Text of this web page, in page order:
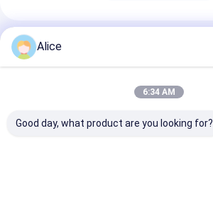
Sản Phẩm Khuyến Cáo
Alice
6:34 AM
Good day, what product are you looking for?